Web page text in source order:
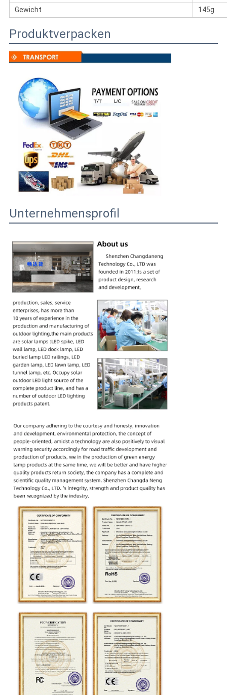
Gewicht
145g
Produktverpacken
Unternehmensprofil